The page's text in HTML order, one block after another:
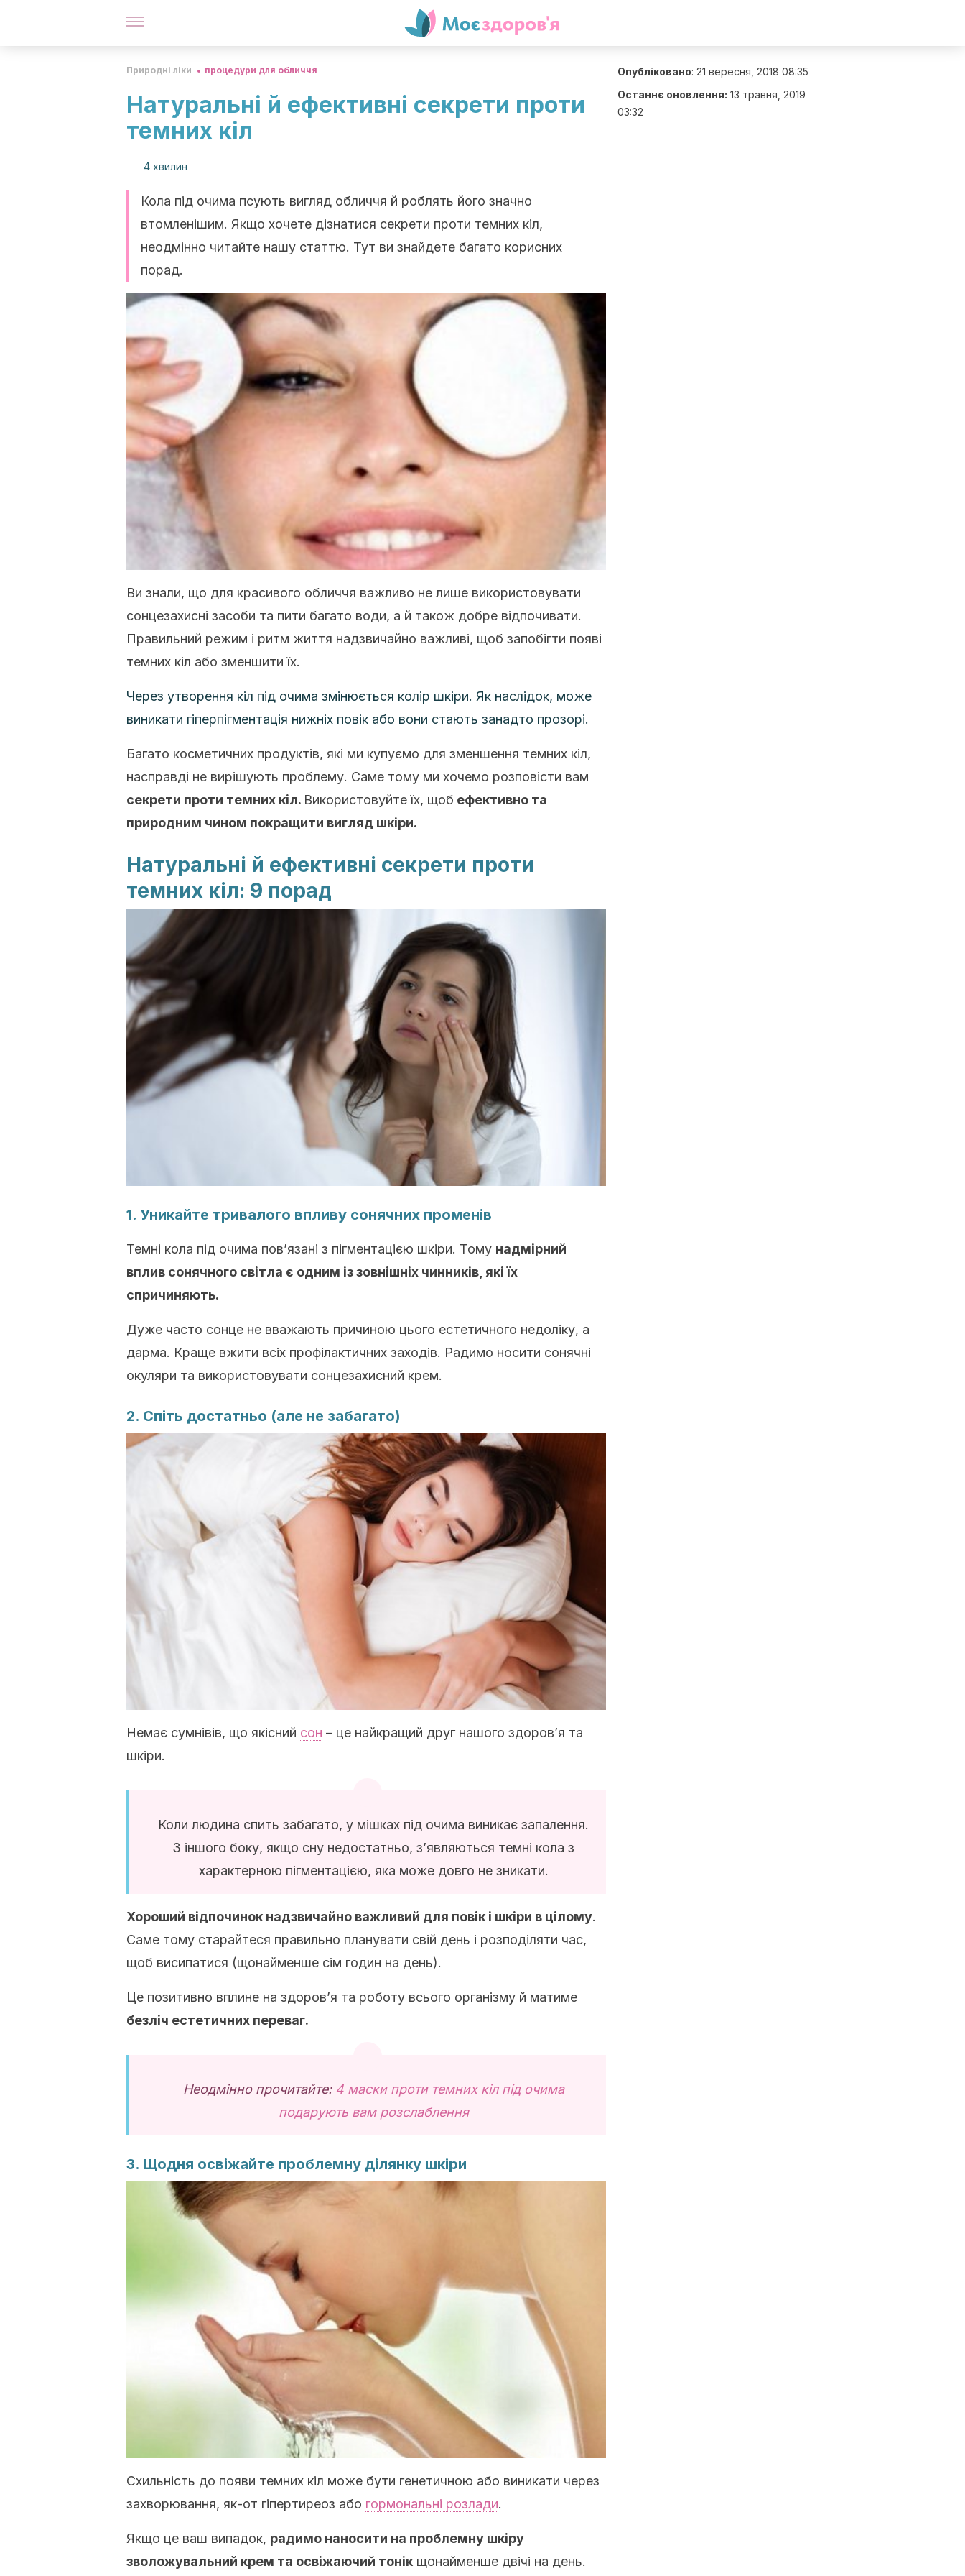
Природні ліки процедури для обличчя
Натуральні й ефективні секрети проти
темних кіл
4 хвилин
Кола під очима псують вигляд обличчя й роблять його значно
втомленішим. Якщо хочете дізнатися секрети проти темних кіл,
неодмінно читайте нашу статтю. Тут ви знайдете багато корисних
порад.
Ви знали, що для красивого обличчя важливо не лише використовувати
сонцезахисні засоби та пити багато води, а й також добре відпочивати.
Правильний режим і ритм життя надзвичайно важливі, щоб запобігти появі
темних кіл або зменшити їх.
Через утворення кіл під очима змінюється колір шкіри. Як наслідок, може
виникати гіперпігментація нижніх повік або вони стають занадто прозорі.
Багато косметичних продуктів, які ми купуємо для зменшення темних кіл,
насправді не вирішують проблему. Саме тому ми хочемо розповісти вам
секрети проти темних кіл. Використовуйте їх, щоб ефективно та
природним чином покращити вигляд шкіри.
Натуральні й ефективні секрети проти
темних кіл: 9 порад
1. Уникайте тривалого впливу сонячних променів
Темні кола під очима пов’язані з пігментацією шкіри. Тому надмірний
вплив сонячного світла є одним із зовнішніх чинників, які їх
спричиняють.
Дуже часто сонце не вважають причиною цього естетичного недоліку, а
дарма. Краще вжити всіх профілактичних заходів. Радимо носити сонячні
окуляри та використовувати сонцезахисний крем.
2. Спіть достатньо (але не забагато)
Немає сумнівів, що якісний сон – це найкращий друг нашого здоров’я та
шкіри.
Коли людина спить забагато, у мішках під очима виникає запалення.
З іншого боку, якщо сну недостатньо, з’являються темні кола з
характерною пігментацією, яка може довго не зникати.
Хороший відпочинок надзвичайно важливий для повік і шкіри в цілому.
Саме тому старайтеся правильно планувати свій день і розподіляти час,
щоб висипатися (щонайменше сім годин на день).
Це позитивно вплине на здоров’я та роботу всього організму й матиме
безліч естетичних переваг.
Неодмінно прочитайте: 4 маски проти темних кіл під очима
подарують вам розслаблення
3. Щодня освіжайте проблемну ділянку шкіри
Схильність до появи темних кіл може бути генетичною або виникати через
захворювання, як-от гіпертиреоз або гормональні розлади.
Якщо це ваш випадок, радимо наносити на проблемну шкіру
зволожувальний крем та освіжаючий тонік щонайменше двічі на день.
Опубліковано: 21 вересня, 2018 08:35
Останнє оновлення: 13 травня, 2019
03:32